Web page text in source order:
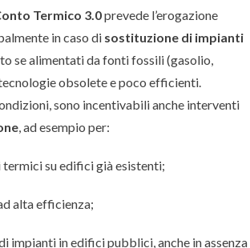
Termico 3.0prevede l’erogazione
in caso di sostituzione di impianti
se alimentati da fonti fossili (gasolio,
obsolete e poco efficienti.
sono incentivabili anche interventi
, ad esempio per:
su edifici già esistenti;
alta efficienza;
impianti in edifici pubblici, anche in assenza